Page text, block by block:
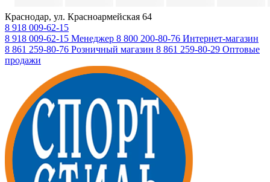
Краснодар, ул. Красноармейская 64
8 918 009-62-15
8 918 009-62-15 Менеджер 8 800 200-80-76 Интернет-магазин
8 861 259-80-76 Розничный магазин 8 861 259-80-29 Оптовые
продажи